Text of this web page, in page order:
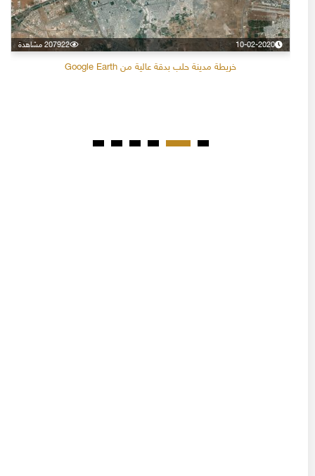
10-02-2020 207922 مشاهدة
خريطة مدينة حلب بدقة عالية من Google Earth